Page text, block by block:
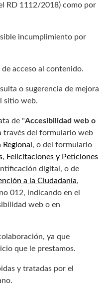
RD 1112/2018) como por
incumplimiento por
acceso al contenido.
o sugerencia de mejora
sitio web.
de "Accesibilidad web o
través del formulario web
, o del formulario
Felicitaciones y Peticiones
digital, o de
a la Ciudadanía,
012, indicando en el
web o en
ya que
que le prestamos.
y tratadas por el